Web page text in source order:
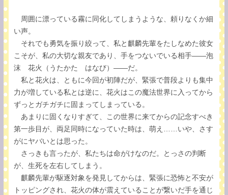
周囲に漂っている霧に同化してしまうような、頼りなくか細
い声。
それでも勇気を振り絞って、私と麒麟先輩をたしなめた彼女
こそが、私の大切な親友であり、手をつないでいる相手――泡
沫 花火（うたかた はなび）――だ。
私と花火は、ともに今回が初陣だが、緊張で普段よりも集中
力が増している私とは逆に、花火はこの魔法世界に入ってから
ずっとガチガチに固まってしまっている。
あまりに固くなりすぎて、この世界に来てからの記念すべき
第一歩目が、両足同時になっていた時は、萌え……いや、さす
がにヤバいとは思った。
さっきも言ったが、私たちは命がけなのだ。とっさの判断
が、生死を左右してしまう。
麒麟先輩が駆逐対象を発見してからは、緊張に恐怖と不安が
トッピングされ、花火の体が震えていることが繋いだ手を通じ